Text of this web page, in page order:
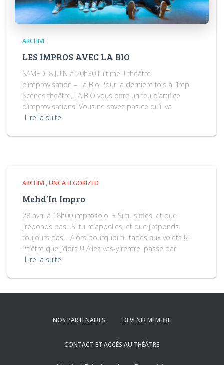
ARCHIVE
LES IMPROS AVEC LA BIO
SAMEDI 8 JUIN à 20h30 l’ultime !! théâtre
d’improvisation – La Bio Pour la dernière fois à l’Irep
Scènes théâtre, LA BIO vous offre un feu d’artifice
d’improvisations. Vous ne savez pas ce qu’il va
Lire la suite
ARCHIVE UNCATEGORIZED
Mehd’In Impro
28 avril à 18h00 improsolo « Si tu siffles, et que
j’réponds pas…Si tu m’appelles, et que j’réponds
toujours pas… Alors pourquoi tu tapes aux volets !?!
P’t’être que j’dors !!! Allez vas-y rentre, passe par
Lire la suite
NOS PARTENAIRES DEVENIR MEMBRE
CONTACT ET ACCÈS AU THÉÂTRE